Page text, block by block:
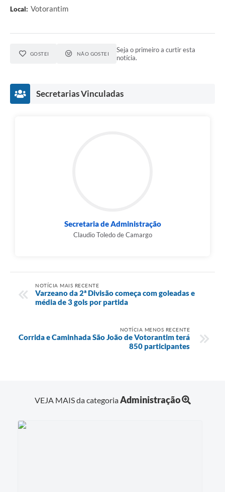
Local: Votorantim
GOSTEI NÃO GOSTEI
Seja o primeiro a curtir esta
notícia.
Secretarias Vinculadas
Secretaria de Administração
Claudio Toledo de Camargo
NOTÍCIA MAIS RECENTE
Varzeano da 2ª Divisão começa com goleadas e
média de 3 gols por partida
NOTÍCIA MENOS RECENTE
Corrida e Caminhada São João de Votorantim terá
850 participantes
VEJA MAIS da categoriaAdministração